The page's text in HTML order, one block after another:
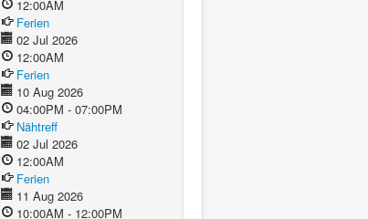
12:00AM
Ferien
02 Jul 2026
12:00AM
Ferien
10 Aug 2026
04:00PM - 07:00PM
Nähtreff
02 Jul 2026
12:00AM
Ferien
11 Aug 2026
10:00AM - 12:00PM